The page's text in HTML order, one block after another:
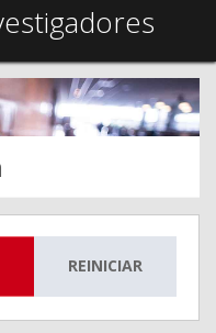
REINICIAR